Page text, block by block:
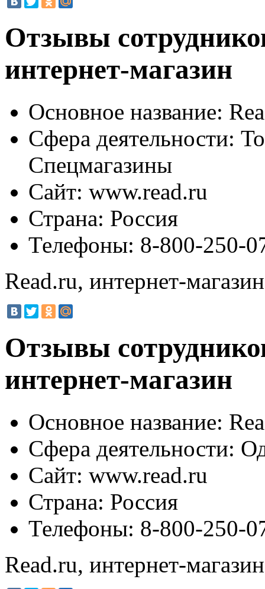
Отзывы
интернет-магазин
Основное название:
Сфера деятельности:
Спецмагазины
Сайт: www.read.ru
Страна: Россия
Телефоны: 8-800-250-
Read.ru, интернет-магазин
Отзывы
интернет-магазин
Основное название:
Сфера деятельности:
Сайт: www.read.ru
Страна: Россия
Телефоны: 8-800-250-
Read.ru, интернет-магазин